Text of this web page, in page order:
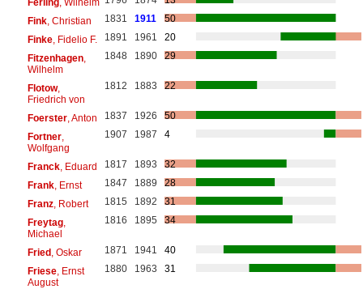
Fink, Christian 1831 1911
50
Finke, Fidelio F. 1891 1961
20
Fitzenhagen,
Wilhelm
1848 1890 29
Flotow,
Friedrich von
1812 1883 22
Foerster, Anton 1837 1926
50
Fortner,
Wolfgang
1907 1987 4
Franck, Eduard 1817 1893
32
Frank, Ernst 1847 1889
28
Franz, Robert 1815 1892
31
Freytag,
Michael
1816 1895 34
Fried, Oskar 1871 1941
40
Friese, Ernst
August
1880 1963 31